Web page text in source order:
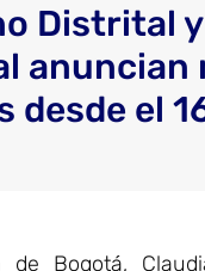
Distrital y
anuncian
desde el
de Bogotá,